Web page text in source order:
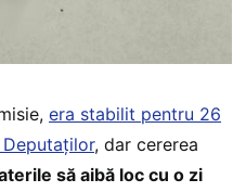
era stabilit pentru 26
, dar cererea
să aibă loc cu o zi